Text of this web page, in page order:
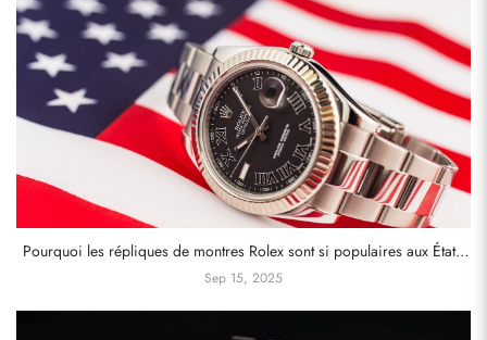
Pourquoi les répliques de montres Rolex sont si populaires aux États-
Unis
Sep 15, 2025